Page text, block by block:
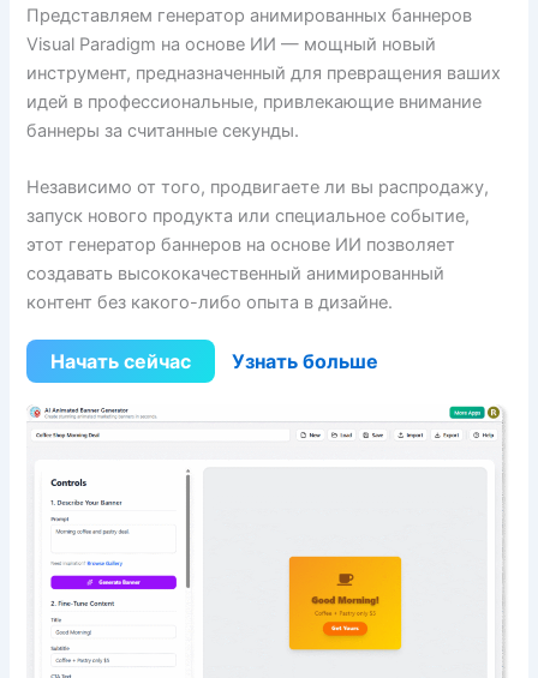
Представляем генератор анимированных баннеров
Visual Paradigm на основе ИИ — мощный новый
инструмент, предназначенный для превращения ваших
идей в профессиональные, привлекающие внимание
баннеры за считанные секунды.
Независимо от того, продвигаете ли вы распродажу,
запуск нового продукта или специальное событие,
этот генератор баннеров на основе ИИ позволяет
создавать высококачественный анимированный
контент без какого-либо опыта в дизайне.
Начать сейчас Узнать больше